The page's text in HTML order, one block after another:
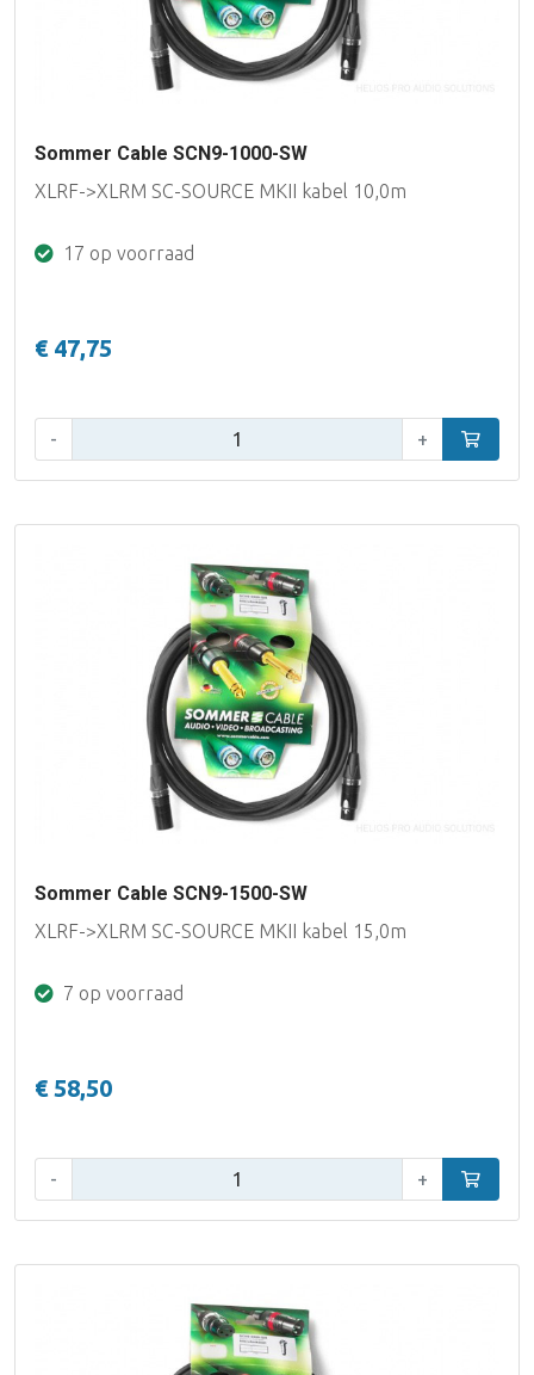
Sommer Cable SCN9-1000-SW
XLRF->XLRM SC-SOURCE MKII kabel 10,0m
17 op voorraad
€ 47,75
- + In
Sommer Cable SCN9-1500-SW
XLRF->XLRM SC-SOURCE MKII kabel 15,0m
7 op voorraad
€ 58,50
- + In